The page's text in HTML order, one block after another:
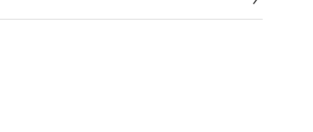
Dynamisante il suo carattere rigenerante. La pelle
e compattezza grazie all’azione stimolante